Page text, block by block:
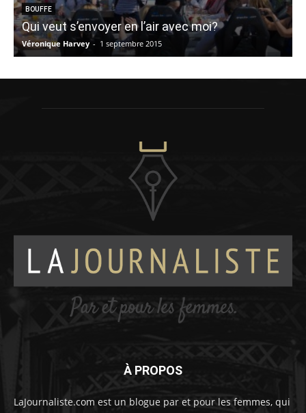
BOUFFE
Qui veut s’envoyer en l’air avec moi?
Véronique Harvey - 1 septembre 2015
À PROPOS
LaJournaliste.com est un blogue par et pour les femmes, qui